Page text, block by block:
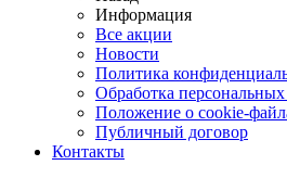
Информация
Все акции
Новости
Политика
Обработка
Положение о cookie-
Публичный договор
Контакты